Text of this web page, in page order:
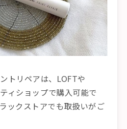
トリペアは、LOFTや
ィショップで購入可能で
ックストアでも取扱いがご